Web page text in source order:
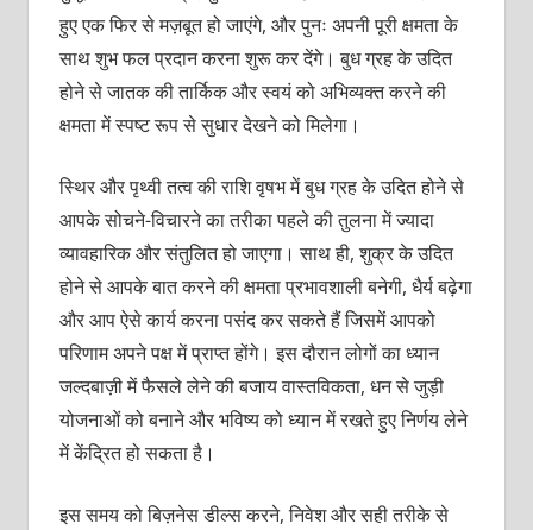
हुए एक फिर से मज़बूत हो जाएंगे, और पुनः अपनी पूरी क्षमता के
साथ शुभ फल प्रदान करना शुरू कर देंगे। बुध ग्रह के उदित
होने से जातक की तार्किक और स्वयं को अभिव्यक्त करने की
क्षमता में स्पष्ट रूप से सुधार देखने को मिलेगा।
स्थिर और पृथ्वी तत्व की राशि वृषभ में बुध ग्रह के उदित होने से
आपके सोचने-विचारने का तरीका पहले की तुलना में ज्यादा
व्यावहारिक और संतुलित हो जाएगा। साथ ही, शुक्र के उदित
होने से आपके बात करने की क्षमता प्रभावशाली बनेगी, धैर्य बढ़ेगा
और आप ऐसे कार्य करना पसंद कर सकते हैं जिसमें आपको
परिणाम अपने पक्ष में प्राप्त होंगे। इस दौरान लोगों का ध्यान
जल्दबाज़ी में फैसले लेने की बजाय वास्तविकता, धन से जुड़ी
योजनाओं को बनाने और भविष्य को ध्यान में रखते हुए निर्णय लेने
में केंद्रित हो सकता है।
इस समय को बिज़नेस डील्स करने, निवेश और सही तरीके से